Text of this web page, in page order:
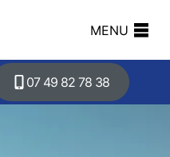
MENU
07 49 82 78 38